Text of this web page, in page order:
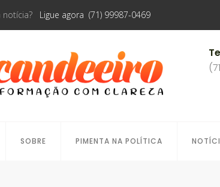
notícia? Ligue agora (71) 99987-0469
SOBRE PIMENTA NA POLÍTICA